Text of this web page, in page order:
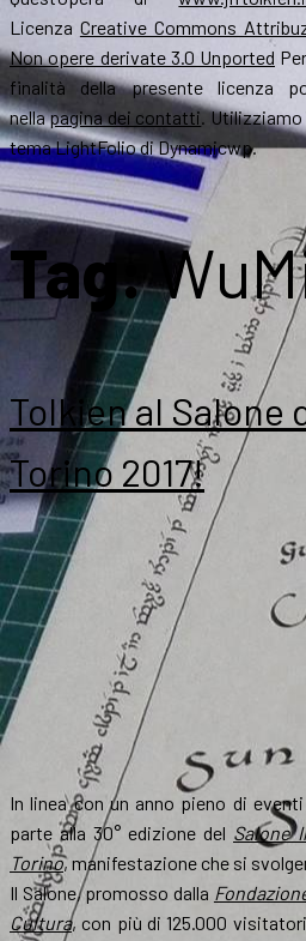
Licenza Creative Commons
Non opere derivate 3.0 Unported
finalità della presente licenza
nellapagina dei contatti. Utilizziamo
tema LightFolio di Dynamicwp.
Tag:
Tolkien al Salone
Torino 2017!
In linea con un anno pieno di
parte alla 30° edizione del Salone
Torino, manifestazione che si
Il Salone, promosso dalla
Cultura, con più di 125.000